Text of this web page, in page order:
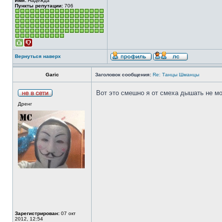
Пункты репутации: 706
Вернуться наверх
Garic Заголовок сообщения: Re: Танцы Шманцы
Дренг
Зарегистрирован: 07 окт
2012, 12:54
Вот это смешно я от смеха дышать не